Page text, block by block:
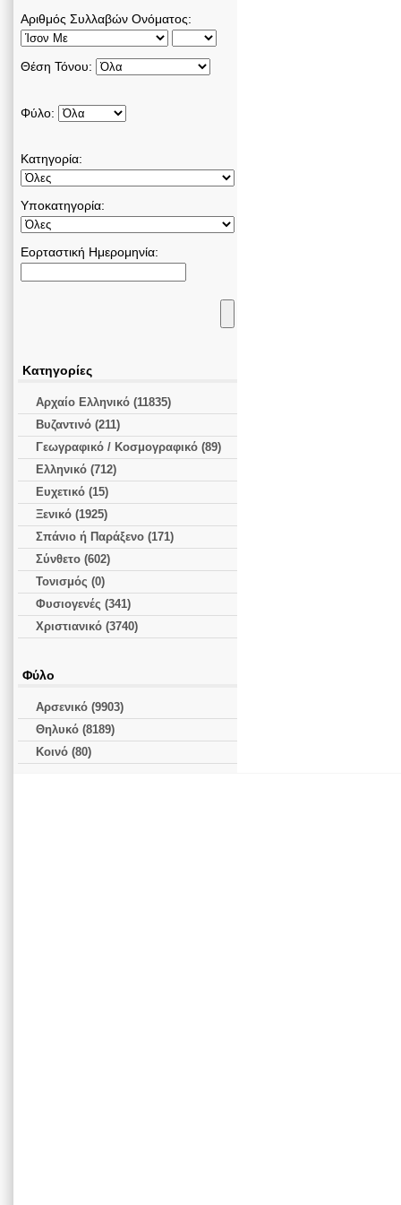
Αριθμός Συλλαβών Ονόματος:
Θέση Τόνου:
Φύλο:
Κατηγορία:
Υποκατηγορία:
Εορταστική Ημερομηνία:
Κατηγορίες
Αρχαίο Ελληνικό (11835)
Βυζαντινό (211)
Γεωγραφικό / Κοσμογραφικό (89)
Ελληνικό (712)
Ευχετικό (15)
Ξενικό (1925)
Σπάνιο ή Παράξενο (171)
Σύνθετο (602)
Τονισμός (0)
Φυσιογενές (341)
Χριστιανικό (3740)
Φύλο
Αρσενικό (9903)
Θηλυκό (8189)
Κοινό (80)